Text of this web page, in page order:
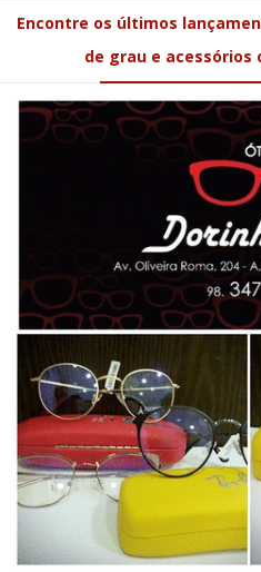
Encontre os últimos
de grau e acessórios